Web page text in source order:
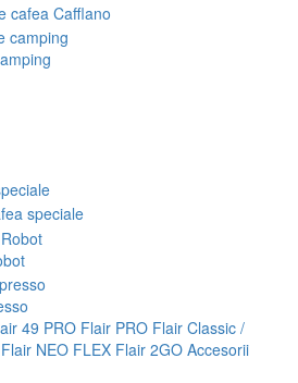
cafea Cafflano
49 PRO Flair PRO Flair Classic /
Flair NEO FLEX Flair 2GO Accesorii